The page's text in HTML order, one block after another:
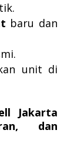
baru dan
unit di
Jakarta
dan